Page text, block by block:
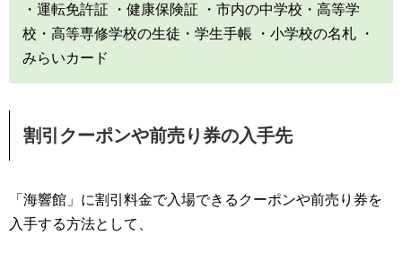
・運転免許証 ・健康保険証 ・市内の中学校・高等学
校・高等専修学校の生徒・学生手帳 ・小学校の名札 ・
みらいカード
割引クーポンや前売り券の入手先
「海響館」に割引料金で入場できるクーポンや前売り券を
入手する方法として、